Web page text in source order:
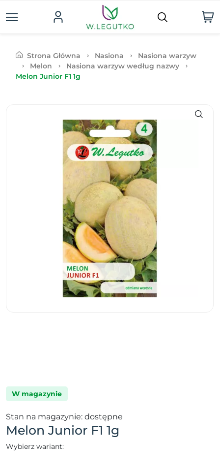
Strona Główna Nasiona
Nasiona warzyw
Melon
Nasiona warzyw według nazwy
Melon Junior F1 1g
W magazynie
Stan na magazynie: dostępne
Melon Junior F1 1g
Wybierz wariant: